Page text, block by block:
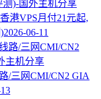
港VPS月付21元起,
2026-06-11
/三网CMI/CN2 GIA